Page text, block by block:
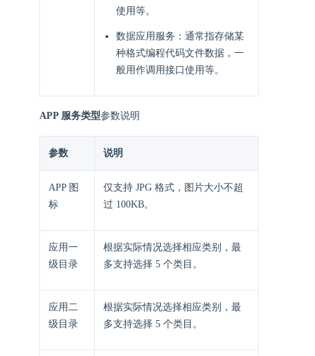
使用等。
数据应用服务：通常指存储某
种格式编程代码文件数据，一
般用作调用接口使用等。
APP 服务类型参数说明
参数 说明
APP 图
标
仅支持 JPG 格式，图片大小不超
过 100KB。
应用一
级目录
根据实际情况选择相应类别，最
多支持选择 5 个类目。
应用二
级目录
根据实际情况选择相应类别，最
多支持选择 5 个类目。